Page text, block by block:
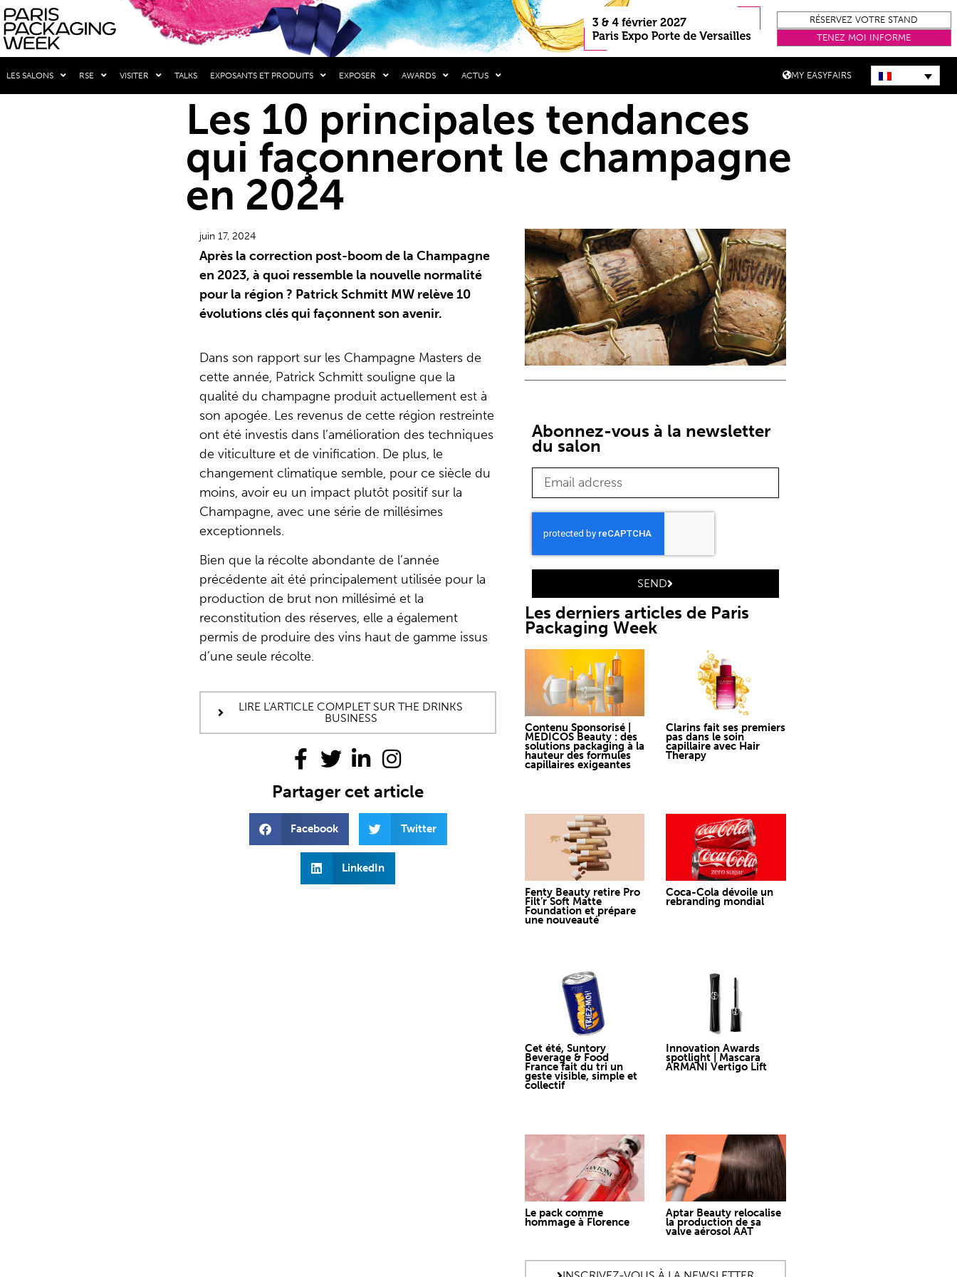
RÉSERVEZ VOTRE STAND
TENEZ MOI INFORME
LES SALONS RSE VISITER TALKS EXPOSANTS ET PRODUITS EXPOSER AWARDS ACTUS MY EASYFAIRS
Les 10 principales tendances
qui façonneront le champagne
en 2024
juin 17, 2024
Après la correction post-boom de la Champagne
en 2023, à quoi ressemble la nouvelle normalité
pour la région ? Patrick Schmitt MW relève 10
évolutions clés qui façonnent son avenir.
Dans son rapport sur les Champagne Masters de
cette année, Patrick Schmitt souligne que la
qualité du champagne produit actuellement est à
son apogée. Les revenus de cette région restreinte
ont été investis dans l’amélioration des techniques
de viticulture et de vinification. De plus, le
changement climatique semble, pour ce siècle du
moins, avoir eu un impact plutôt positif sur la
Champagne, avec une série de millésimes
exceptionnels.
Bien que la récolte abondante de l’année
précédente ait été principalement utilisée pour la
production de brut non millésimé et la
reconstitution des réserves, elle a également
permis de produire des vins haut de gamme issus
d’une seule récolte.
LIRE L'ARTICLE COMPLET SUR THE DRINKS
BUSINESS
Partager cet article
Facebook Twitter
LinkedIn
Abonnez-vous à la newsletter
du salon
SEND
Les derniers articles de Paris
Packaging Week
Contenu Sponsorisé |
MEDICOS Beauty : des
solutions packaging à la
hauteur des formules
capillaires exigeantes
Clarins fait ses premiers
pas dans le soin
capillaire avec Hair
Therapy
Fenty Beauty retire Pro
Filt’r Soft Matte
Foundation et prépare
une nouveauté
Coca-Cola dévoile un
rebranding mondial
Cet été, Suntory
Beverage & Food
France fait du tri un
geste visible, simple et
collectif
Innovation Awards
spotlight | Mascara
ARMANI Vertigo Lift
Le pack comme
hommage à Florence
Aptar Beauty relocalise
la production de sa
valve aérosol AAT